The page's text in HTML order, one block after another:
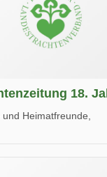
18.
Heimatfreunde,
Spaß beim Lesen.